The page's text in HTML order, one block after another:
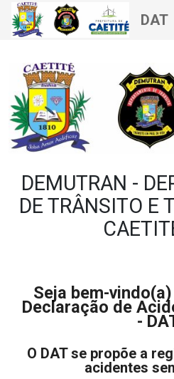
DAT
DEMUTRAN -
DE TRÂNSITO E
Seja bem-
Declaração de
-
O DAT se propõe a
acidentes